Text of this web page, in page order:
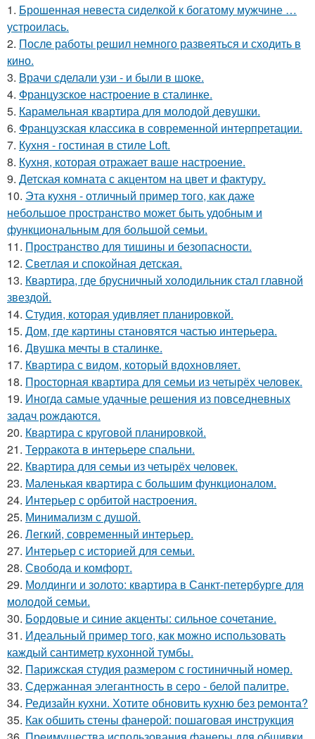
1. Брошенная невеста сиделкой к богатому мужчине …
устроилась.
2. После работы решил немного развеяться и сходить в
кино.
3. Врачи сделали узи - и были в шоке.
4. Французское настроение в сталинке.
5. Карамельная квартира для молодой девушки.
6. Французская классика в современной интерпретации.
7. Кухня - гостиная в стиле Loft.
8. Кухня, которая отражает ваше настроение.
9. Детская комната с акцентом на цвет и фактуру.
10. Эта кухня - отличный пример того, как даже
небольшое пространство может быть удобным и
функциональным для большой семьи.
11. Пространство для тишины и безопасности.
12. Светлая и спокойная детская.
13. Квартира, где брусничный холодильник стал главной
звездой.
14. Студия, которая удивляет планировкой.
15. Дом, где картины становятся частью интерьера.
16. Двушка мечты в сталинке.
17. Квартира с видом, который вдохновляет.
18. Просторная квартира для семьи из четырёх человек.
19. Иногда самые удачные решения из повседневных
задач рождаются.
20. Квартира с круговой планировкой.
21. Терракота в интерьере спальни.
22. Квартира для семьи из четырёх человек.
23. Маленькая квартира с большим функционалом.
24. Интерьер с орбитой настроения.
25. Минимализм с душой.
26. Легкий, современный интерьер.
27. Интерьер с историей для семьи.
28. Свобода и комфорт.
29. Молдинги и золото: квартира в Санкт-петербурге для
молодой семьи.
30. Бордовые и синие акценты: сильное сочетание.
31. Идеальный пример того, как можно использовать
каждый сантиметр кухонной тумбы.
32. Парижская студия размером с гостиничный номер.
33. Сдержанная элегантность в серо - белой палитре.
34. Редизайн кухни. Хотите обновить кухню без ремонта?
35. Как обшить стены фанерой: пошаговая инструкция